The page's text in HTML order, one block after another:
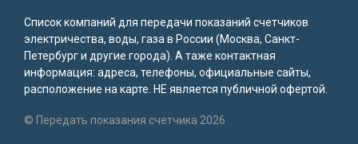
Список компаний для передачи показаний счетчиков
электричества, воды, газа в России (Москва, Санкт-
Петербург и другие города). А таже контактная
информация: адреса, телефоны, официальные сайты,
расположение на карте. НЕ является публичной офертой.
© Передать показания счетчика 2026